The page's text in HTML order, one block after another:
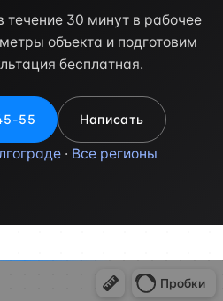
течение 30 минут в рабочее
объекта и подготовим
бесплатная.
55 Написать
· Все регионы